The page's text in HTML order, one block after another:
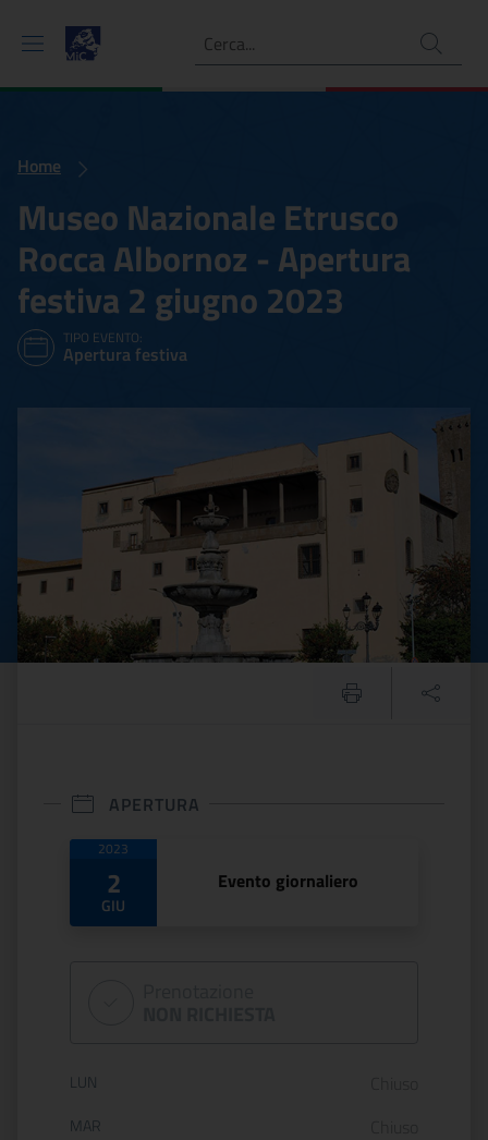
Ricerca
Home
Museo Nazionale Etrusco
Rocca Albornoz - Apertura
festiva 2 giugno 2023
TIPO EVENTO:
Apertura festiva
Museo Nazionale
APERTURA
Date di apertura
2023
2
GIU
Evento giornaliero
Orario di apertura:
LUN
MAR